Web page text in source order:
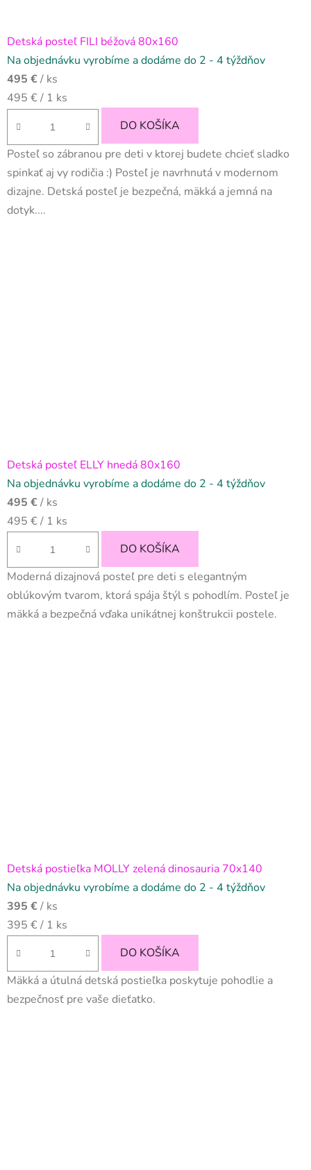
Detská posteľ FILI béžová 80x160
Na objednávku vyrobíme a dodáme do 2 - 4 týždňov
495 €/ ks
Jednotková
495 € / 1 ks
DO KOŠÍKA
Posteľ so zábranou pre deti v ktorej budete chcieť sladko
spinkať aj vy rodičia :) Posteľ je navrhnutá v modernom
dizajne. Detská posteľ je bezpečná, mäkká a jemná na
dotyk....
Detská posteľ ELLY hnedá 80x160
Na objednávku vyrobíme a dodáme do 2 - 4 týždňov
495 €/ ks
Jednotková
495 € / 1 ks
DO KOŠÍKA
Moderná dizajnová posteľ pre deti s elegantným
oblúkovým tvarom, ktorá spája štýl s pohodlím. Posteľ je
mäkká a bezpečná vďaka unikátnej konštrukcii postele.
Detská postieľka MOLLY zelená dinosauria 70x140
Na objednávku vyrobíme a dodáme do 2 - 4 týždňov
395 €/ ks
Jednotková
395 € / 1 ks
DO KOŠÍKA
Mäkká a útulná detská postieľka poskytuje pohodlie a
bezpečnosť pre vaše dieťatko.